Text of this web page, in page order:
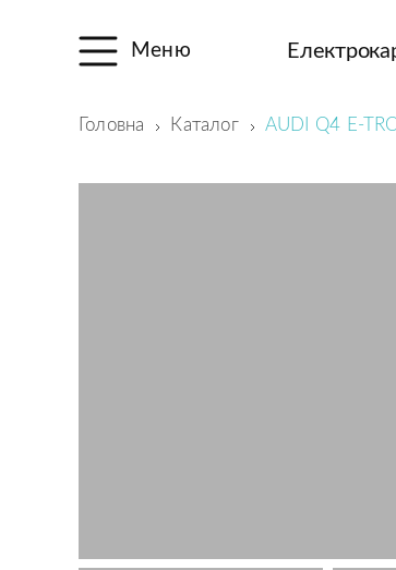
Меню
Головна Каталог AUDI Q4 E-